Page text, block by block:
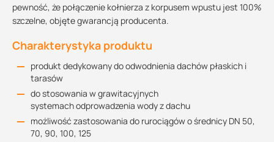
pewność, że połączenie kołnierza z korpusem wpustu jest 100%
szczelne, objęte gwarancją producenta.
Charakterystyka produktu
produkt dedykowany do odwodnienia dachów płaskich i
tarasów
do stosowania w grawitacyjnych
systemach odprowadzenia wody z dachu
możliwość zastosowania do rurociągów o średnicy DN 50,
70, 90, 100, 125